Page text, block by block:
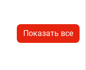
Показать все